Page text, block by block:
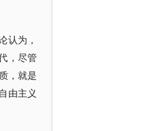
认为，
，尽管
，就是
由主义